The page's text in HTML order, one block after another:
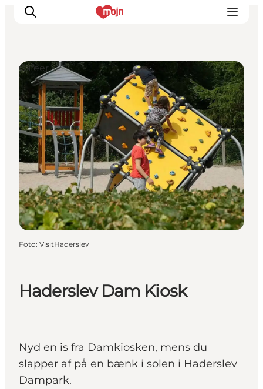
Oplevelser
Byer & Steder
Det sker
Overnatning
Planlæg din ferie
Booking
Haderslev Dam Kiosk
Nyd en is fra Damkiosken, mens du
slapper af på en bænk i solen i Haderslev
Dampark.
Cafeer
Foto: VisitHaderslev